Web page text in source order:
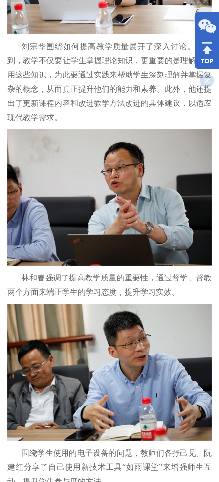
刘宗华围绕如何提高教学质量展开了深入讨论。他谈
到，教学不仅要让学生掌握理论知识，更重要的是理解和应
用这些知识，为此要通过实践来帮助学生深刻理解并掌握复
杂的概念，从而真正提升他们的能力和素养。此外，他还提
出了更新课程内容和改进教学方法改进的具体建议，以适应
现代教学需求。
林和春强调了提高教学质量的重要性，通过督学、督教
两个方面来端正学生的学习态度，提升学习实效。
围绕学生使用的电子设备的问题，教师们各抒己见。阮
建红分享了自己使用新技术工具“如雨课堂”来增强师生互